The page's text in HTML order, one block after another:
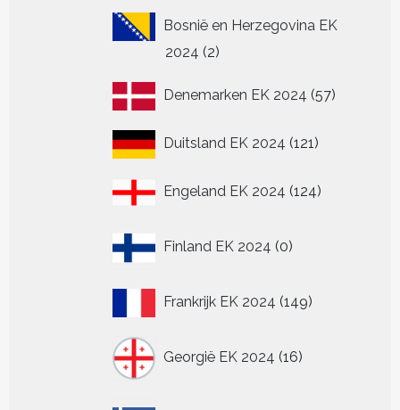
Bosnië en Herzegovina EK
2024 22
Denemarken EK 2024 5757
Duitsland EK 2024 121121
Engeland EK 2024 124124
Finland EK 2024 0
producten
Frankrijk EK 2024 149149
Georgië EK 2024 16
producten